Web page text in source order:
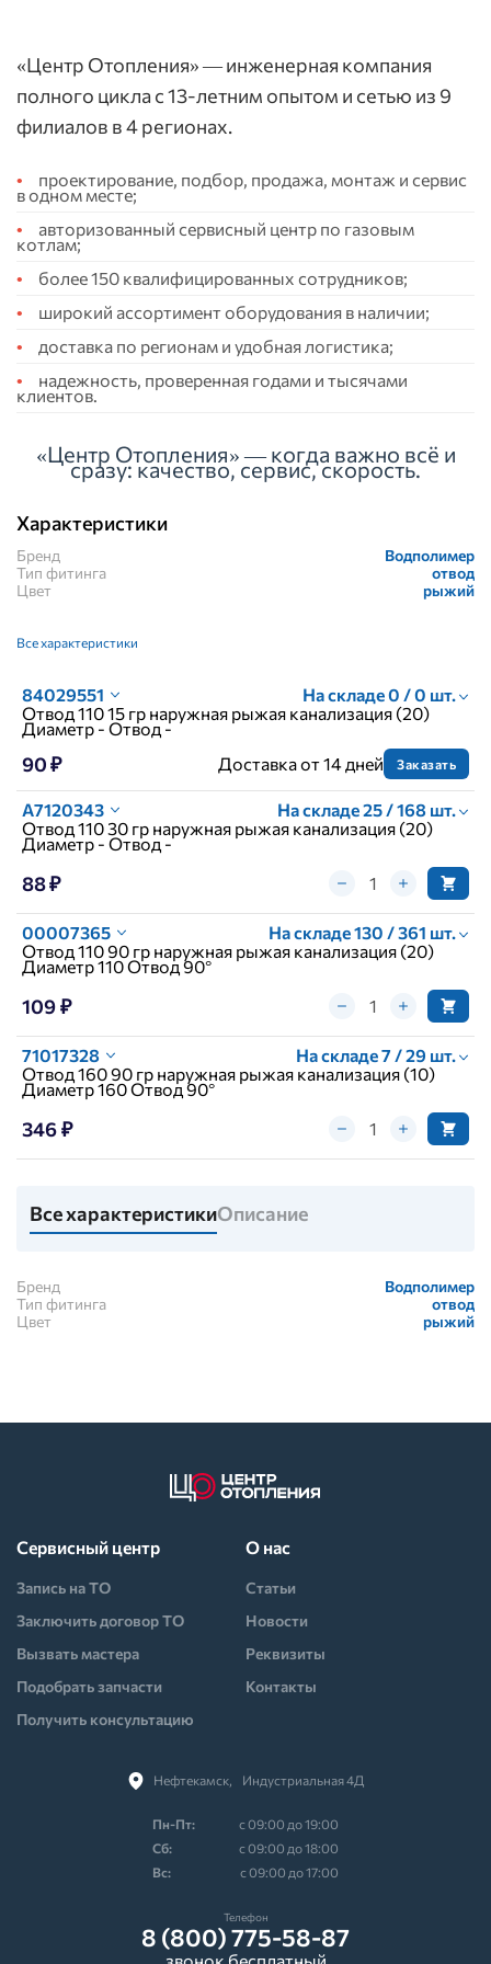
«Центр Отопления» — инженерная компания
полного цикла с 13-летним опытом и сетью из 9
филиалов в 4 регионах.
проектирование, подбор, продажа, монтаж и сервис
в одном месте;
авторизованный сервисный центр по газовым
котлам;
более 150 квалифицированных сотрудников;
широкий ассортимент оборудования в наличии;
доставка по регионам и удобная логистика;
надежность, проверенная годами и тысячами
клиентов.
«Центр Отопления» — когда важно всё и
сразу: качество, сервис, скорость.
Характеристики
Бренд
Водполимер
Тип фитинга
отвод
Цвет
рыжий
Все характеристики
84029551
На складе 0 / 0 шт.
Отвод 110 15 гр наружная рыжая канализация (20)
Диаметр - Отвод -
90 ₽ Доставка от 14 дней Заказать
A7120343
На складе 25 / 168 шт.
Отвод 110 30 гр наружная рыжая канализация (20)
Диаметр - Отвод -
88 ₽
00007365
На складе 130 / 361 шт.
Отвод 110 90 гр наружная рыжая канализация (20)
Диаметр 110 Отвод 90°
109 ₽
71017328
На складе 7 / 29 шт.
Отвод 160 90 гр наружная рыжая канализация (10)
Диаметр 160 Отвод 90°
346 ₽
Все характеристикиОписание
Бренд
Водполимер
Тип фитинга
отвод
Цвет
рыжий
Нефтекамск,⠀Индустриальная 4Д
Пн-Пт:
с 09:00 до 19:00
Cб:
с 09:00 до 18:00
Вс:
с 09:00 до 17:00
Сервисный центр
Запись на ТО
Заключить договор ТО
Вызвать мастера
Подобрать запчасти
Получить консультацию
О нас
Статьи
Новости
Реквизиты
Контакты
Телефон
8 (800) 775-58-87